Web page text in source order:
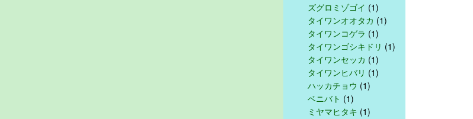
ズグロミゾゴイ (1)
タイワンオオタカ (1)
タイワンコゲラ (1)
タイワンゴシキドリ (1)
タイワンセッカ (1)
タイワンヒバリ (1)
ハッカチョウ (1)
ベニバト (1)
ミヤマヒタキ (1)